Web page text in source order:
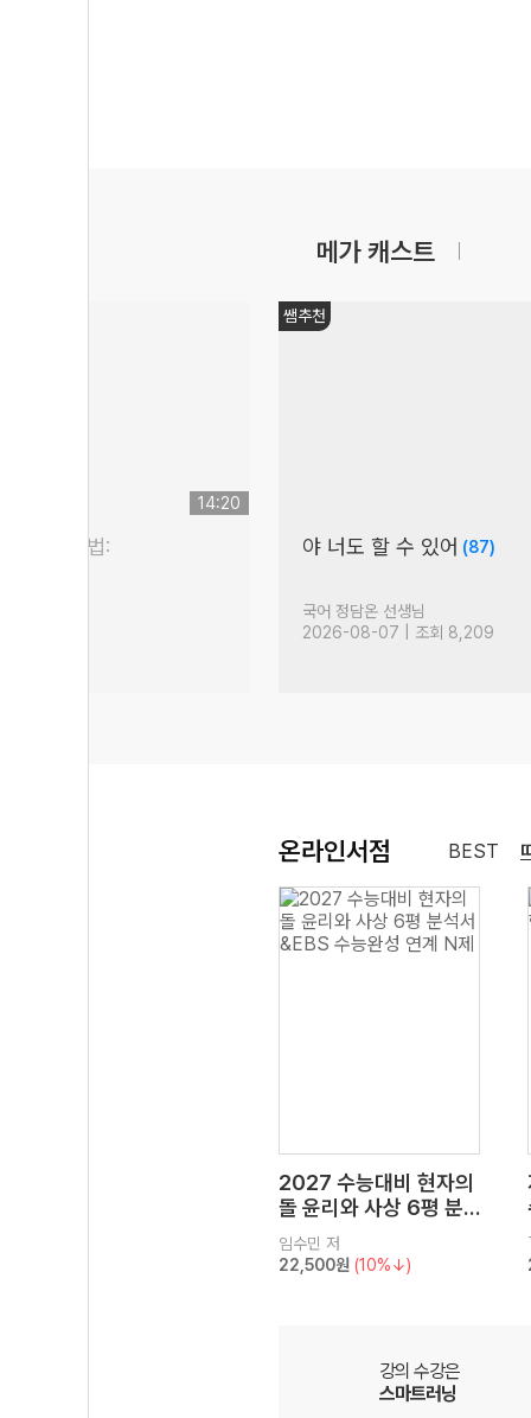
메가 캐스트
14:20
술 대비법:
쌤추천
야 너도 할 수 있어 (87)
국어 정담온 선생님
2026-08-07 | 조회 8,209
온라인서점 BEST
2027 수능대비 현자의
돌 윤리와 사상 6평 분
석서&EBS 수능완성 연
계 N제
임수민 저
22,500원 (10%↓)
강의 수강은
스마트러닝